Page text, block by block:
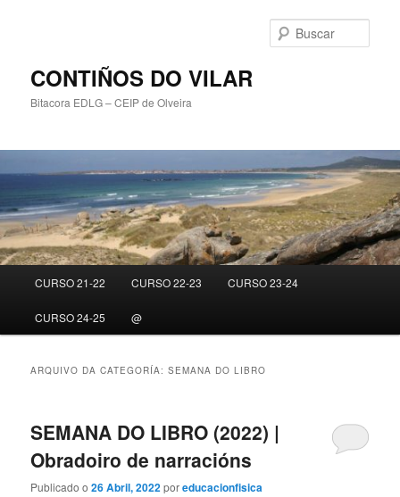
CONTIÑOS DO VILAR
Bitacora EDLG – CEIP de Olveira
principal
CURSO 21-22 CURSO 22-23 CURSO 23-24
CURSO 24-25 @
ARQUIVO DA CATEGORÍA:SEMANA DO LIBRO
SEMANA DO LIBRO (2022) |
Obradoiro de narracións
Publicado o26 Abril, 2022poreducacionfisica